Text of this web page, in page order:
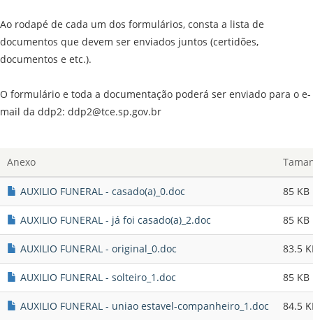
Ao rodapé de cada um dos formulários, consta a lista de
documentos que devem ser enviados juntos (certidões,
documentos e etc.).
O formulário e toda a documentação poderá ser enviado para o e-
mail da ddp2: ddp2@tce.sp.gov.br
Anexo
AUXILIO FUNERAL - casado(a)_0.doc 85 KB
AUXILIO FUNERAL - já foi casado(a)_2.doc 85 KB
AUXILIO FUNERAL - original_0.doc 83.5
AUXILIO FUNERAL - solteiro_1.doc 85 KB
AUXILIO FUNERAL - uniao estavel-companheiro_1.doc 84.5